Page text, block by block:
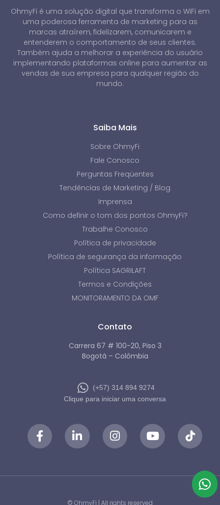
OhmyFi é uma solução digital que transforma o WiFi em
uma poderosa ferramenta de marketing para as
marcas atraírem, fidelizarem, comunicarem e
entenderem o comportamento de seus clientes.
Também ajuda a melhorar a experiência do usuário
implementando plataformas online para aumentar as
vendas de sua empresa para qualquer região do
mundo.
Saiba Mais
Sobre OhmyFi
Fale Conosco
Perguntas Freqüentes
Tendências de Marketing / Blog
Imprensa
Como definir o tom dos pontos OhmyFi?
Trabalhe Conosco
Política de privacidade
Política de segurança da informação
Política SAGRILAFT
Termos e Condições
MONITORAMENTO DA OMF
Contato
Carrera 67 # 100-20, Piso 3
Bogotá – Colômbia
(+57) 314 894 9274
Clique para iniciar uma conversa
© OhmyFi | All rights reserved